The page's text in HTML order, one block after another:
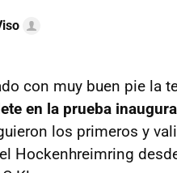
con muy buen pie la
en la prueba
los primeros y
Hockenhreimring